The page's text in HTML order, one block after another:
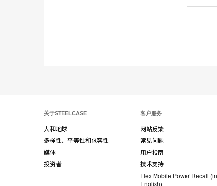
关于STEELCASE
人和地球
多样性、平等性和包容性
媒体
投资者
客户服务
网站反馈
常见问题
用户指南
技术支持
Flex Mobile Power Recall (in
English)